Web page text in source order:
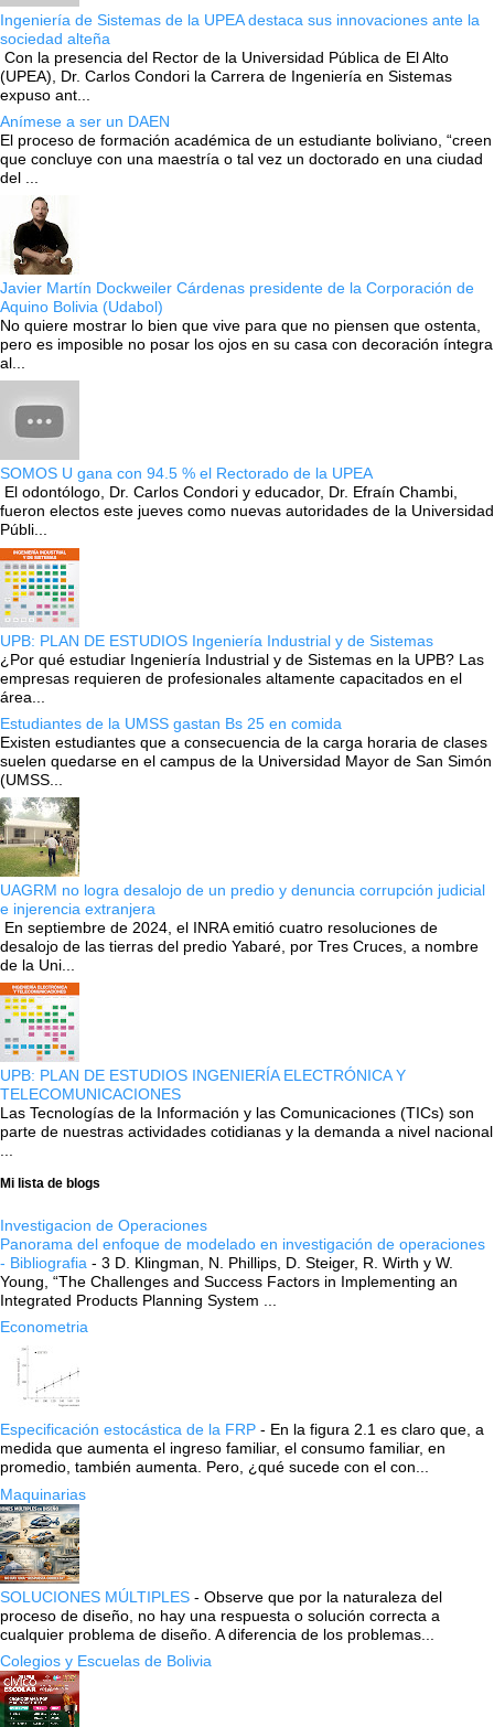
Ingeniería de Sistemas de la UPEA destaca sus innovaciones ante la
sociedad alteña
Con la presencia del Rector de la Universidad Pública de El Alto
(UPEA), Dr. Carlos Condori la Carrera de Ingeniería en Sistemas
expuso ant...
Anímese a ser un DAEN
El proceso de formación académica de un estudiante boliviano, “creen
que concluye con una maestría o tal vez un doctorado en una ciudad
del ...
Javier Martín Dockweiler Cárdenas presidente de la Corporación de
Aquino Bolivia (Udabol)
No quiere mostrar lo bien que vive para que no piensen que ostenta,
pero es imposible no posar los ojos en su casa con decoración íntegra
al...
SOMOS U gana con 94.5 % el Rectorado de la UPEA
El odontólogo, Dr. Carlos Condori y educador, Dr. Efraín Chambi,
fueron electos este jueves como nuevas autoridades de la Universidad
Públi...
UPB: PLAN DE ESTUDIOS Ingeniería Industrial y de Sistemas
¿Por qué estudiar Ingeniería Industrial y de Sistemas en la UPB? Las
empresas requieren de profesionales altamente capacitados en el
área...
Estudiantes de la UMSS gastan Bs 25 en comida
Existen estudiantes que a consecuencia de la carga horaria de clases
suelen quedarse en el campus de la Universidad Mayor de San Simón
(UMSS...
UAGRM no logra desalojo de un predio y denuncia corrupción judicial
e injerencia extranjera
En septiembre de 2024, el INRA emitió cuatro resoluciones de
desalojo de las tierras del predio Yabaré, por Tres Cruces, a nombre
de la Uni...
UPB: PLAN DE ESTUDIOS INGENIERÍA ELECTRÓNICA Y
TELECOMUNICACIONES
Las Tecnologías de la Información y las Comunicaciones (TICs) son
parte de nuestras actividades cotidianas y la demanda a nivel nacional
Mi lista de blogs
Investigacion de Operaciones
Panorama del enfoque de modelado en investigación de operaciones
- Bibliografia - 3 D. Klingman, N. Phillips, D. Steiger, R. Wirth y W.
Young, “The Challenges and Success Factors in Implementing an
Integrated Products Planning System ...
Econometria
Especificación estocástica de la FRP - En la figura 2.1 es claro que, a
medida que aumenta el ingreso familiar, el consumo familiar, en
promedio, también aumenta. Pero, ¿qué sucede con el con...
Maquinarias
SOLUCIONES MÚLTIPLES - Observe que por la naturaleza del
proceso de diseño, no hay una respuesta o solución correcta a
cualquier problema de diseño. A diferencia de los problemas...
Colegios y Escuelas de Bolivia